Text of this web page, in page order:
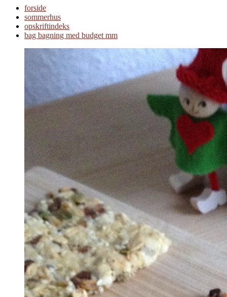
forside
sommerhus
opskriftindeks
bag bagning med budget mm